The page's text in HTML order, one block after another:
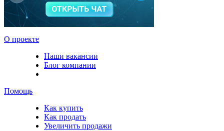
О проекте
Наши вакансии
Блог компании
Помощь
Как купить
Как продать
Увеличить продажи